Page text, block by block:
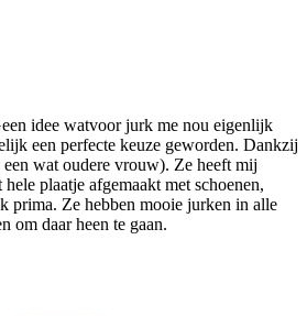
idee watvoor jurk me nou eigenlijk
een perfecte keuze geworden. Dankzij
een wat oudere vrouw). Ze heeft mij
plaatje afgemaakt met schoenen,
prima. Ze hebben mooie jurken in alle
om daar heen te gaan.